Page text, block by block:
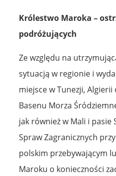
Królestwo Maroka –
podróżujących
Ze względu na
sytuacją w regionie i
miejsce w Tunezji,
Basenu Morza
jak również w Mali i
Spraw Zagranicznych
polskim przebywającym
Maroku o konieczności